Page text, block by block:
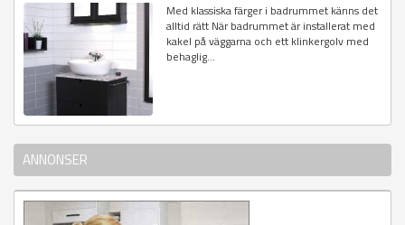
Med klassiska färger i badrummet känns det
alltid rätt När badrummet är installerat med
kakel på väggarna och ett klinkergolv med
behaglig...
ANNONSER